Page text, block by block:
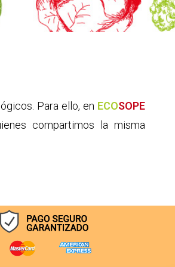
Para ello, en ECOSOPE
compartimos la misma